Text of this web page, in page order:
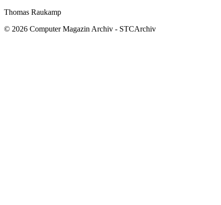
Thomas Raukamp
© 2026 Computer Magazin Archiv - STCArchiv